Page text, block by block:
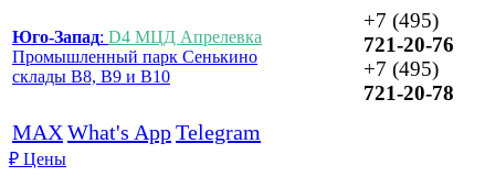
Юго-Запад: D4 МЦД Апрелевка
Промышленный парк Сенькино
склады B8, B9 и B10
+7 (495)
721-20-76
+7 (495)
721-20-78
MAXWhat's AppTelegram
₽ Цены